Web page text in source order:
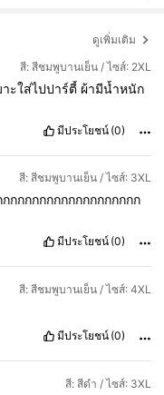
ดูเพิ่มเติม
สี: สีชมพูบานเย็น / ไซส์: 2XL
าะใส่ไปปาร์ตี้ ผ้ามีน้ำหนัก
มีประโยชน์ (0)
สี: สีชมพูบานเย็น / ไซส์: 3XL
กกกกกกกกกกกกกกกกกก
มีประโยชน์ (0)
สี: สีชมพูบานเย็น / ไซส์: 4XL
มีประโยชน์ (0)
สี: สีดำ / ไซส์: 3XL